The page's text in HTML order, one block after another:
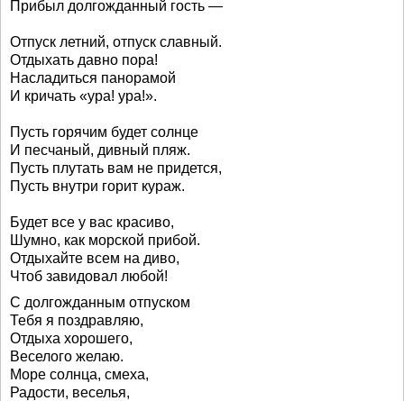
Прибыл долгожданный гость —
Отпуск летний, отпуск славный.
Отдыхать давно пора!
Насладиться панорамой
И кричать «ура! ура!».
Пусть горячим будет солнце
И песчаный, дивный пляж.
Пусть плутать вам не придется,
Пусть внутри горит кураж.
Будет все у вас красиво,
Шумно, как морской прибой.
Отдыхайте всем на диво,
Чтоб завидовал любой!
С долгожданным отпуском
Тебя я поздравляю,
Отдыха хорошего,
Веселого желаю.
Море солнца, смеха,
Радости, веселья,